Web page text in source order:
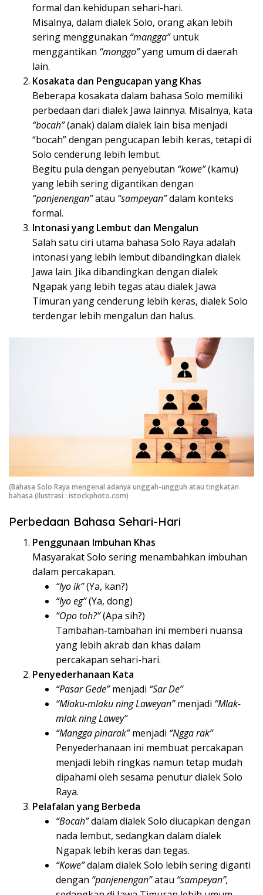
formal dan kehidupan sehari-hari.
Misalnya, dalam dialek Solo, orang akan lebih
sering menggunakan “mangga”untuk
menggantikan “monggo”yang umum di daerah
lain.
Kosakata dan Pengucapan yang Khas
Beberapa kosakata dalam bahasa Solo memiliki
perbedaan dari dialek Jawa lainnya. Misalnya, kata
“bocah”(anak) dalam dialek lain bisa menjadi
“bocah” dengan pengucapan lebih keras, tetapi di
Solo cenderung lebih lembut.
Begitu pula dengan penyebutan “kowe”(kamu)
yang lebih sering digantikan dengan
“panjenengan”atau “sampeyan”dalam konteks
formal.
Intonasi yang Lembut dan Mengalun
Salah satu ciri utama bahasa Solo Raya adalah
intonasi yang lebih lembut dibandingkan dialek
Jawa lain. Jika dibandingkan dengan dialek
Ngapak yang lebih tegas atau dialek Jawa
Timuran yang cenderung lebih keras, dialek Solo
terdengar lebih mengalun dan halus.
(Bahasa Solo Raya mengenal adanya unggah-ungguh atau tingkatan
bahasa (Ilustrasi : istockphoto.com)
Perbedaan Bahasa Sehari-Hari
Penggunaan Imbuhan Khas
Masyarakat Solo sering menambahkan imbuhan
dalam percakapan.
“Iyo ik”(Ya, kan?)
“Iyo eg”(Ya, dong)
“Opo toh?”(Apa sih?)
Tambahan-tambahan ini memberi nuansa
yang lebih akrab dan khas dalam
percakapan sehari-hari.
Penyederhanaan Kata
“Pasar Gede”menjadi “Sar De”
“Mlaku-mlaku ning Laweyan”menjadi “Mlak-
mlak ning Lawey”
“Mangga pinarak”menjadi “Ngga rak”
Penyederhanaan ini membuat percakapan
menjadi lebih ringkas namun tetap mudah
dipahami oleh sesama penutur dialek Solo
Raya.
Pelafalan yang Berbeda
“Bocah”dalam dialek Solo diucapkan dengan
nada lembut, sedangkan dalam dialek
Ngapak lebih keras dan tegas.
“Kowe”dalam dialek Solo lebih sering diganti
dengan “panjenengan”atau “sampeyan”,